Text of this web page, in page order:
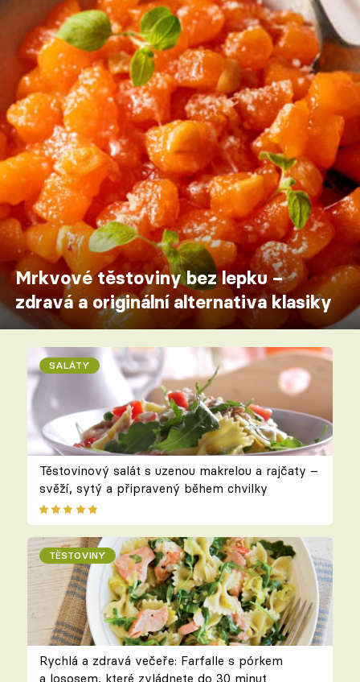
Mrkvové těstoviny bez lepku –
zdravá a originální alternativa klasiky
SALÁTY
Těstovinový salát s uzenou makrelou a rajčaty –
svěží, sytý a připravený během chvilky
TĚSTOVINY
Rychlá a zdravá večeře: Farfalle s pórkem
a lososem, které zvládnete do 30 minut